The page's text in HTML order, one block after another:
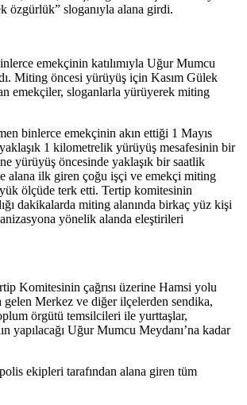
özgürlük” sloganıyla alana girdi.
emekçinin katılımıyla Uğur Mumcu
Miting öncesi yürüyüş için Kasım Gülek
emekçiler, sloganlarla yürüyerek miting
binlerce emekçinin akın ettiği 1 Mayıs
1 kilometrelik yürüyüş mesafesinin bir
yürüyüş öncesinde yaklaşık bir saatlik
alana ilk giren çoğu işçi ve emekçi miting
ölçüde terk etti. Tertip komitesinin
dakikalarda miting alanında birkaç yüz kişi
yönelik alanda eleştirileri
Komitesinin çağrısı üzerine Hamsi yolu
Merkez ve diğer ilçelerden sendika,
örgütü temsilcileri ile yurttaşlar,
yapılacağı Uğur Mumcu Meydanı’na kadar
ekipleri tarafından alana giren tüm